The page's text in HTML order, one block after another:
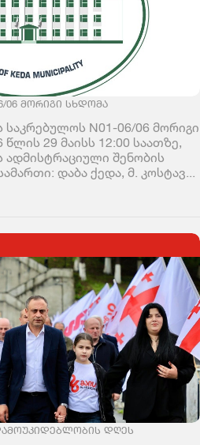
06 ᲛᲝᲠᲘᲒᲘ ᲡᲮᲓᲝᲛᲐ
საკრებულოს N01-06/06 მორიგი
29 მაისს 12:00 საათზე,
ადმისტრაციული შენობის
დაბა ქედა, მ. კოსტავ...
ᲓᲦᲔᲡ